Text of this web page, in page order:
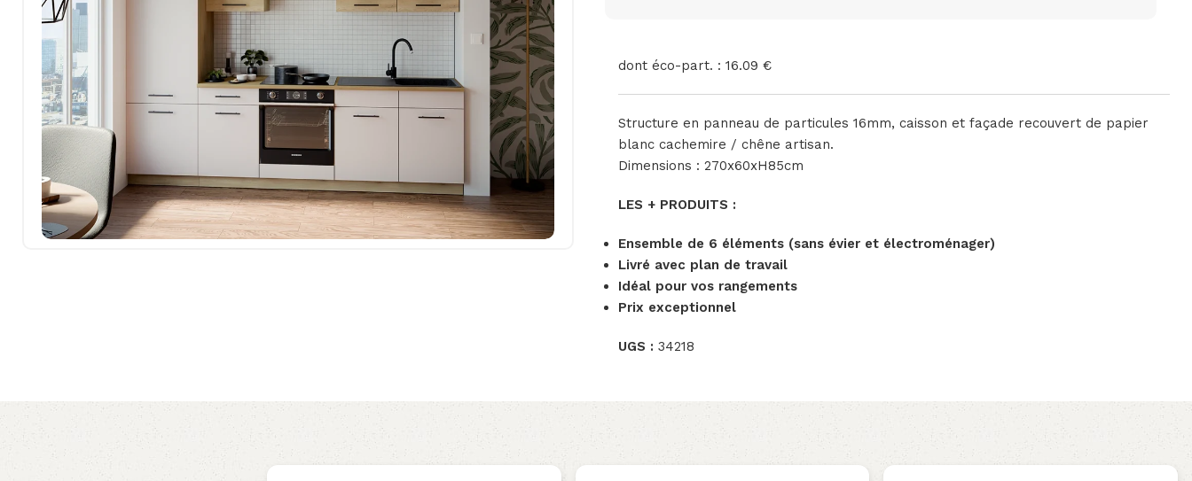
dont éco-part. : 16.09 €
Structure en panneau de particules 16mm, caisson et façade recouvert de papier
blanc cachemire / chêne artisan.
Dimensions : 270x60xH85cm
LES + PRODUITS :
Ensemble de 6 éléments (sans évier et électroménager)
Livré avec plan de travail
Idéal pour vos rangements
Prix exceptionnel
UGS : 34218